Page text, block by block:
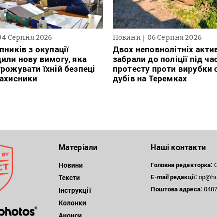
Серпня 2026
з окупації
нову вимогу, яка
їхній безпеці
Новини 06 Серпня 2026
Двох неповнолітніх
забрали до поліції під
протесту проти вирубки
дубів на Теремках
Матеріали
Новини
Тексти
Інструкції
Колонки
Наші контакти
Головна редакторка:
E-mail редакції:
Поштоваадреса: